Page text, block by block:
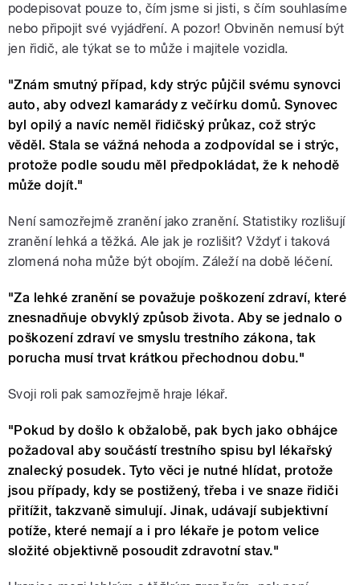
podepisovat pouze to, čím jsme si jisti, s čím souhlasíme
nebo připojit své vyjádření. A pozor! Obviněn nemusí být
jen řidič, ale týkat se to může i majitele vozidla.
"Znám smutný případ, kdy strýc půjčil svému synovci
auto, aby odvezl kamarády z večírku domů. Synovec
byl opilý a navíc neměl řidičský průkaz, což strýc
věděl. Stala se vážná nehoda a zodpovídal se i strýc,
protože podle soudu měl předpokládat, že k nehodě
může dojít."
Není samozřejmě zranění jako zranění. Statistiky rozlišují
zranění lehká a těžká. Ale jak je rozlišit? Vždyť i taková
zlomená noha může být obojím. Záleží na době léčení.
"Za lehké zranění se považuje poškození zdraví, které
znesnadňuje obvyklý způsob života. Aby se jednalo o
poškození zdraví ve smyslu trestního zákona, tak
porucha musí trvat krátkou přechodnou dobu."
Svoji roli pak samozřejmě hraje lékař.
"Pokud by došlo k obžalobě, pak bych jako obhájce
požadoval aby součástí trestního spisu byl lékařský
znalecký posudek. Tyto věci je nutné hlídat, protože
jsou případy, kdy se postižený, třeba i ve snaze řidiči
přitížit, takzvaně simulují. Jinak, udávají subjektivní
potíže, které nemají a i pro lékaře je potom velice
složité objektivně posoudit zdravotní stav."